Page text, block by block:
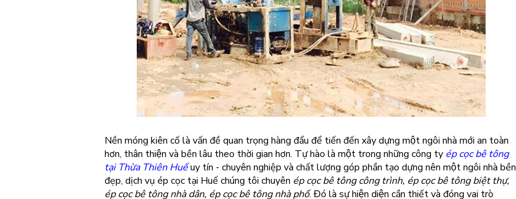
Nền móng kiên cố là vấn đề quan trọng hàng đẩu để tiến đến xây dựng một ngôi nhà mới an toàn
hơn, thân thiện và bền lâu theo thời gian hơn. Tự hào là một trong những công ty ép cọc bê tông
tại Thừa Thiên Huếuy tín - chuyên nghiệp và chất lượng góp phần tạo dựng nên một ngôi nhà bền
đẹp, dịch vụ ép cọc tại Huế chúng tôi chuyên ép cọc bê tông công trình, ép cọc bê tông biệt thự,
ép cọc bê tông nhà dân, ép cọc bê tông nhà phố. Đó là sự hiện diện cần thiết và đóng vai trò